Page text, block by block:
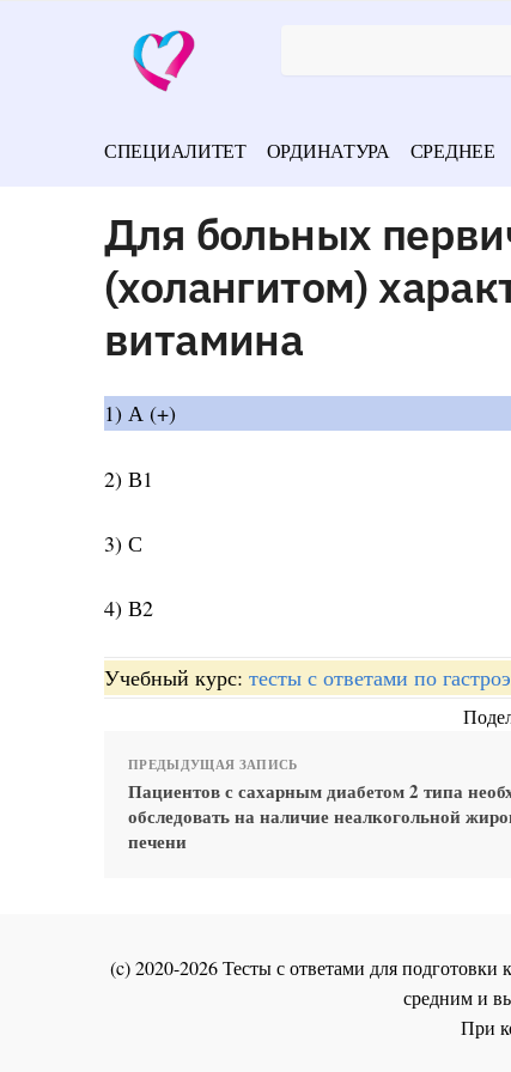
СПЕЦИАЛИТЕТ ОРДИНАТУРА СРЕДНЕЕ
Для больных
(холангитом)
витамина
1) А (+)
2) В1
3) С
4) В2
Учебный курс: тесты с ответами по
ПРЕДЫДУЩАЯ ЗАПИСЬ
Пациентов с сахарным диабетом 2 типа
обследовать на наличие неалкогольной
печени
(c) 2020-2026 Тесты с ответами для
средним и
При